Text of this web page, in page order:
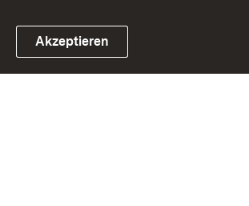
Link zum Landesportal
Akzeptieren